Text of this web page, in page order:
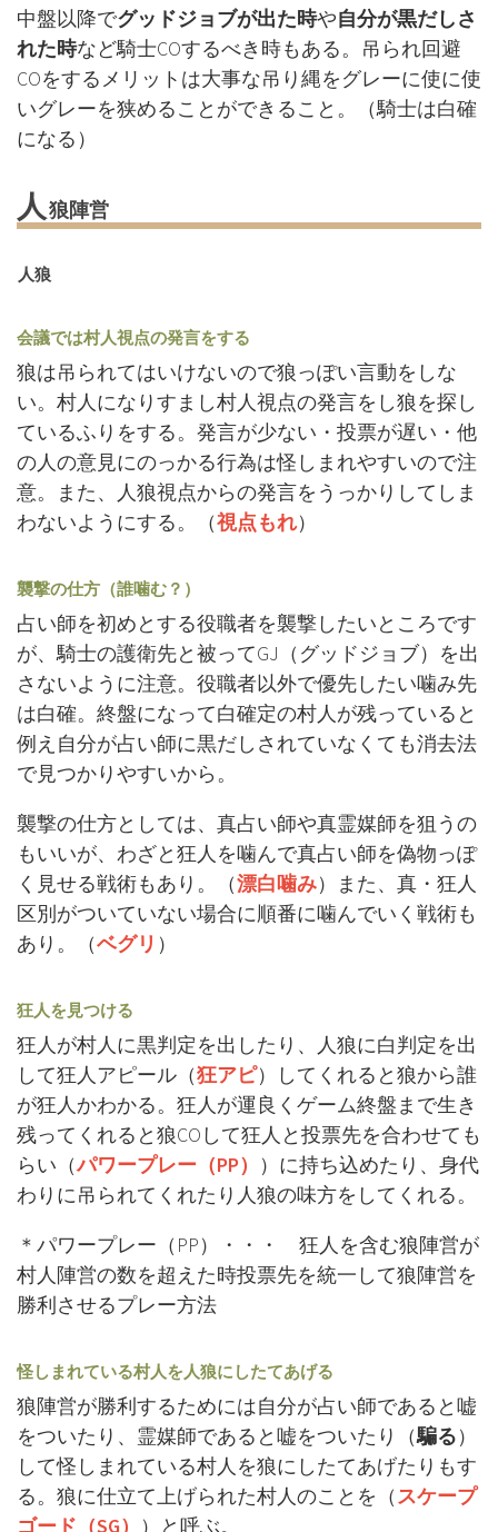
中盤以降でグッドジョブが出た時や自分が黒だしさ
れた時など騎士COするべき時もある。吊られ回避
COをするメリットは大事な吊り縄をグレーに使に使
いグレーを狭めることができること。（騎士は白確
になる）
人 狼陣営
人狼
会議では村人視点の発言をする
狼は吊られてはいけないので狼っぽい言動をしな
い。村人になりすまし村人視点の発言をし狼を探し
ているふりをする。発言が少ない・投票が遅い・他
の人の意見にのっかる行為は怪しまれやすいので注
意。また、人狼視点からの発言をうっかりしてしま
わないようにする。（視点もれ）
襲撃の仕方（誰噛む？）
占い師を初めとする役職者を襲撃したいところです
が、騎士の護衛先と被ってGJ（グッドジョブ）を出
さないように注意。役職者以外で優先したい噛み先
は白確。終盤になって白確定の村人が残っていると
例え自分が占い師に黒だしされていなくても消去法
で見つかりやすいから。
襲撃の仕方としては、真占い師や真霊媒師を狙うの
もいいが、わざと狂人を噛んで真占い師を偽物っぽ
く見せる戦術もあり。（漂白噛み）また、真・狂人
区別がついていない場合に順番に噛んでいく戦術も
あり。（ベグリ ）
狂人を見つける
狂人が村人に黒判定を出したり、人狼に白判定を出
して狂人アピール（狂アピ）してくれると狼から誰
が狂人かわかる。狂人が運良くゲーム終盤まで生き
残ってくれると狼COして狂人と投票先を合わせても
らい（パワープレー（PP）
）に持ち込めたり、身代
わりに吊られてくれたり人狼の味方をしてくれる。
＊パワープレー（PP）・・・ 狂人を含む狼陣営が
村人陣営の数を超えた時投票先を統一して狼陣営を
勝利させるプレー方法
怪しまれている村人を人狼にしたてあげる
狼陣営が勝利するためには自分が占い師であると嘘
をついたり、霊媒師であると嘘をついたり（騙る）
して怪しまれている村人を狼にしたてあげたりもす
る。狼に仕立て上げられた村人のことを（ スケープ
ゴード（SG）
）と呼ぶ。